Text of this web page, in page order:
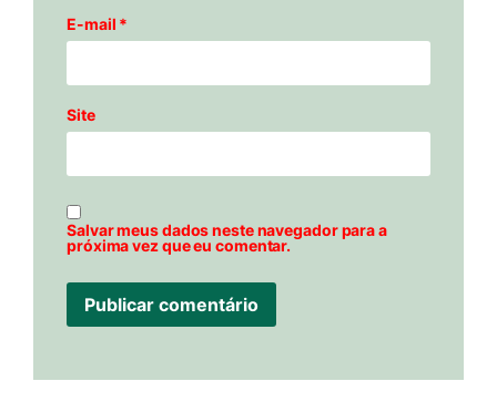
E-mail *
Site
Salvar meus dados neste navegador para a
próxima vez que eu comentar.